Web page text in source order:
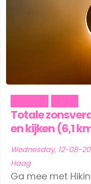
Totale
en kijken (6,1
Wednesday, 12-08-
Haag
Ga mee met